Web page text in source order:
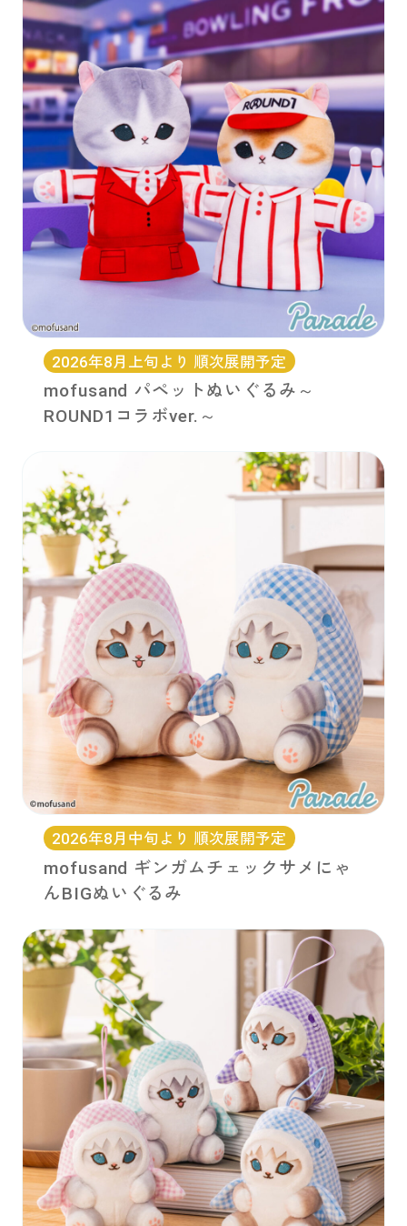
2026年8月上旬より 順次展開予定
mofusand パペットぬいぐるみ～
ROUND1コラボver.～
2026年8月中旬より 順次展開予定
mofusand ギンガムチェックサメにゃ
んBIGぬいぐるみ